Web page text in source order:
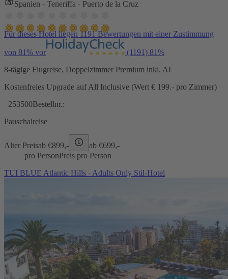
Spanien - Teneriffa - Puerto de la Cruz
Für dieses Hotel liegen 1191 Bewertungen mit einer Zustimmung
von 81% vor (1191) 81%
8-tägige Flugreise, Doppelzimmer Premium inkl. AI
Kostenfreies Upgrade auf All Inclusive (Wert € 199.- pro Zimmer)
253500Bestellnr.:
Pauschalreise
Alter Preisab €899,- ab €699,-
pro PersonPreis pro Person
TUI BLUE Atlantic Hills - Adults Only Stil-Hotel